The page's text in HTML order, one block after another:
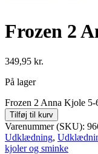
Frozen 2
349,95 kr.
På lager
Frozen 2 Anna Kjole 5-
Tilføj til kurv
Varenummer (SKU):
Udklædning,
kjoler og sminke